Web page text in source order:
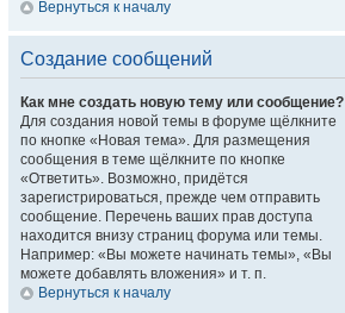
Вернуться к началу
Создание сообщений
Как мне создать новую тему или сообщение?
Для создания новой темы в форуме щёлкните
по кнопке «Новая тема». Для размещения
сообщения в теме щёлкните по кнопке
«Ответить». Возможно, придётся
зарегистрироваться, прежде чем отправить
сообщение. Перечень ваших прав доступа
находится внизу страниц форума или темы.
Например: «Вы можете начинать темы», «Вы
можете добавлять вложения» и т. п.
Вернуться к началу